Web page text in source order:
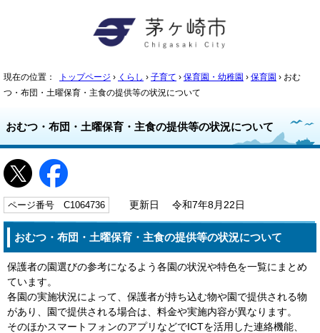
現在の位置： トップページ › くらし › 子育て › 保育園・幼稚園 › 保育園 › おむ
つ・布団・土曜保育・主食の提供等の状況について
おむつ・布団・土曜保育・主食の提供等の状況について
ページ番号 C1064736 更新日 令和7年8月22日
おむつ・布団・土曜保育・主食の提供等の状況について
保護者の園選びの参考になるよう各園の状況や特色を一覧にまとめ
ています。
各園の実施状況によって、保護者が持ち込む物や園で提供される物
があり、園で提供される場合は、料金や実施内容が異なります。
そのほかスマートフォンのアプリなどでICTを活用した連絡機能、